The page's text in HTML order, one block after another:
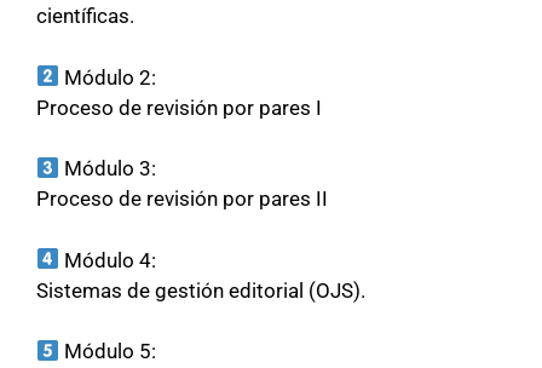
científicas.
Módulo 2:
Proceso de revisión por pares I
Módulo 3:
Proceso de revisión por pares II
Módulo 4:
Sistemas de gestión editorial (OJS).
Módulo 5: